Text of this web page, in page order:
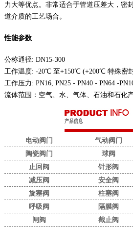
力大等优点。非常适合于管道压差大，密
道介质的工艺场合。
性能参数
公称通径: DN15-300
工作温度: -20℃ 至+150℃ (+200℃ 特殊密
工作压力: PN16, PN25 - PN40 - PN64 -
流体范围：空气、水、气体、石油和石化
电动阀门
气动阀门
陶瓷阀门
球阀
止回阀
针形阀
减压阀
安全阀
旋塞阀
柱塞阀
呼吸阀
隔膜阀
闸阀
截止阀